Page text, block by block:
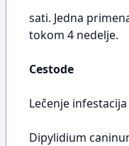
sati. Jedna
tokom 4 nedelje.
Cestode
Lečenje
Dipylidium